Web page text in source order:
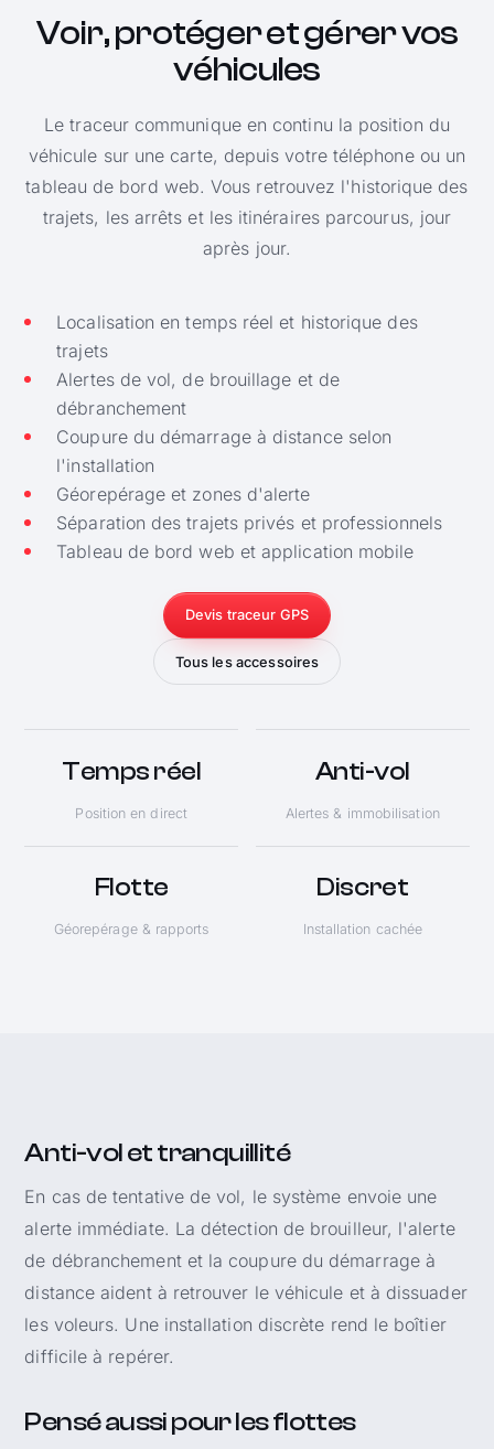
Voir, protéger et gérer vos
véhicules
Le traceur communique en continu la position du
véhicule sur une carte, depuis votre téléphone ou un
tableau de bord web. Vous retrouvez l'historique des
trajets, les arrêts et les itinéraires parcourus, jour
après jour.
Localisation en temps réel et historique des
trajets
Alertes de vol, de brouillage et de
débranchement
Coupure du démarrage à distance selon
l'installation
Géorepérage et zones d'alerte
Séparation des trajets privés et professionnels
Tableau de bord web et application mobile
Devis traceur GPS
Tous les accessoires
Temps réel
Position en direct
Anti-vol
Alertes & immobilisation
Flotte
Géorepérage & rapports
Discret
Installation cachée
Anti-vol et tranquillité
En cas de tentative de vol, le système envoie une
alerte immédiate. La détection de brouilleur, l'alerte
de débranchement et la coupure du démarrage à
distance aident à retrouver le véhicule et à dissuader
les voleurs. Une installation discrète rend le boîtier
difficile à repérer.
Pensé aussi pour les flottes